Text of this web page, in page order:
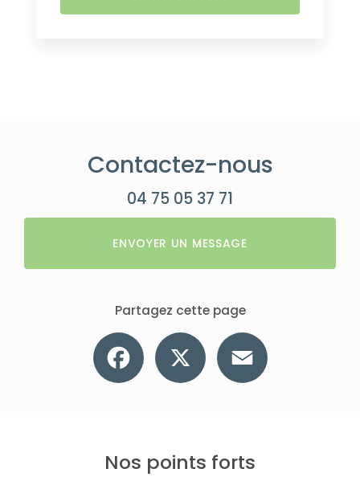
Contactez-nous
04 75 05 37 71
ENVOYER UN MESSAGE
Partagez cette page
Facebook
Nos points forts